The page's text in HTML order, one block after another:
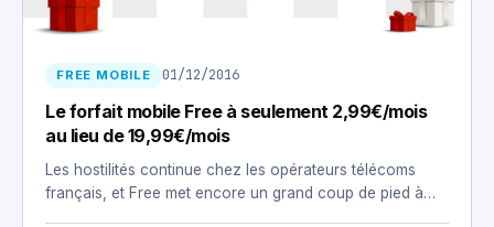
FREE MOBILE 01/12/2016
Le forfait mobile Free à seulement 2,99€/mois
au lieu de 19,99€/mois
Les hostilités continue chez les opérateurs télécoms
français, et Free met encore un grand coup de pied à…